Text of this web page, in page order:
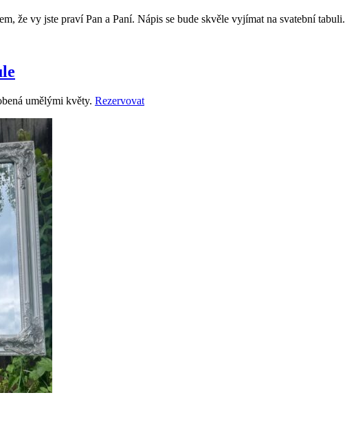
že vy jste praví Pan a Paní. Nápis se bude skvěle vyjímat na svatební tabuli.
umělými květy. Rezervovat